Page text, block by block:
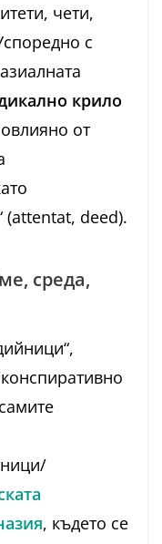
чети,
с
крило
от
(attentat, deed).
среда,
, където се